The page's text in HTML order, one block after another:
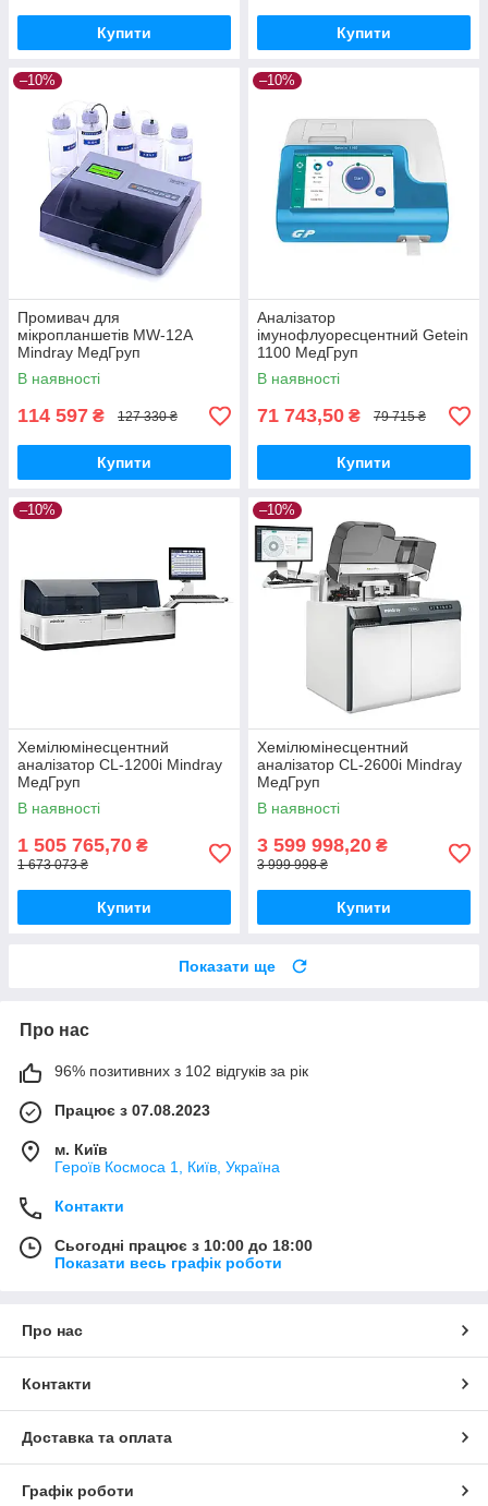
Купити Купити
–10%
Промивач для
мікропланшетів MW-12A
Mindray МедГруп
В наявності
114 597 ₴ 127 330 ₴
Купити
–10%
Аналізатор
імунофлуоресцентний Getein
1100 МедГруп
В наявності
71 743,50 ₴ 79 715 ₴
Купити
–10%
Хемілюмінесцентний
аналізатор CL-1200i Mindray
МедГруп
В наявності
1 505 765,70 ₴
1 673 073 ₴
Купити
–10%
Хемілюмінесцентний
аналізатор CL-2600і Mindray
МедГруп
В наявності
3 599 998,20 ₴
3 999 998 ₴
Купити
Показати ще
Про нас
96% позитивних з 102 відгуків за рік
Працює з 07.08.2023
м. Київ
Героїв Космоса 1, Київ, Україна
Контакти
Сьогодні працює з 10:00 до 18:00
Показати весь графік роботи
Про нас
Контакти
Доставка та оплата
Графік роботи